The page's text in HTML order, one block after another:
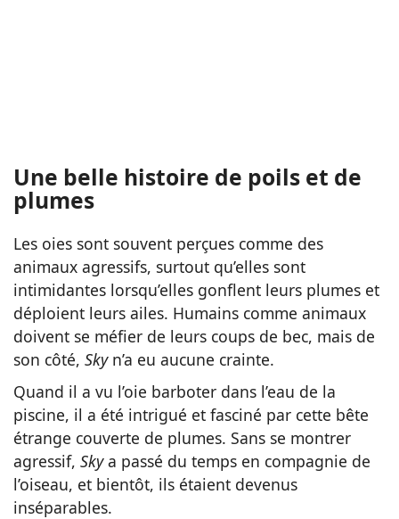
Une belle histoire de poils et de
plumes
Les oies sont souvent perçues comme des
animaux agressifs, surtout qu’elles sont
intimidantes lorsqu’elles gonflent leurs plumes et
déploient leurs ailes. Humains comme animaux
doivent se méfier de leurs coups de bec, mais de
son côté, Sky n’a eu aucune crainte.
Quand il a vu l’oie barboter dans l’eau de la
piscine, il a été intrigué et fasciné par cette bête
étrange couverte de plumes. Sans se montrer
agressif, Skya passé du temps en compagnie de
l’oiseau, et bientôt, ils étaient devenus
inséparables.